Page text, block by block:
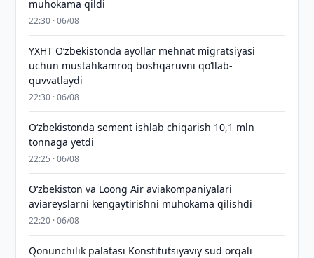
muhokama qildi
22:30 · 06/08
YXHT O‘zbekistonda ayollar mehnat migratsiyasi
uchun mustahkamroq boshqaruvni qo‘llab-
quvvatlaydi
22:30 · 06/08
O‘zbekistonda sement ishlab chiqarish 10,1 mln
tonnaga yetdi
22:25 · 06/08
Oʻzbekiston va Loong Air aviakompaniyalari
aviareyslarni kengaytirishni muhokama qilishdi
22:20 · 06/08
Qonunchilik palatasi Konstitutsiyaviy sud orqali